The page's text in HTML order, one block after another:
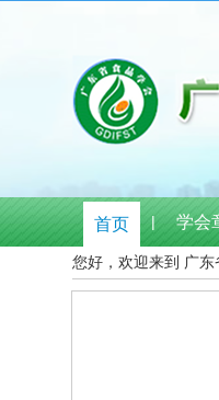
首页 | 学会
您好，欢迎来到 广东